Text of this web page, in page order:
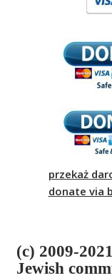
przekaż
donate via
(c) 2009-
Jewish